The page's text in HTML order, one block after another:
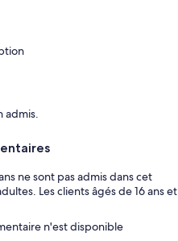
admis.
ne sont pas admis dans cet
Les clients âgés de 16 ans et
n'est disponible